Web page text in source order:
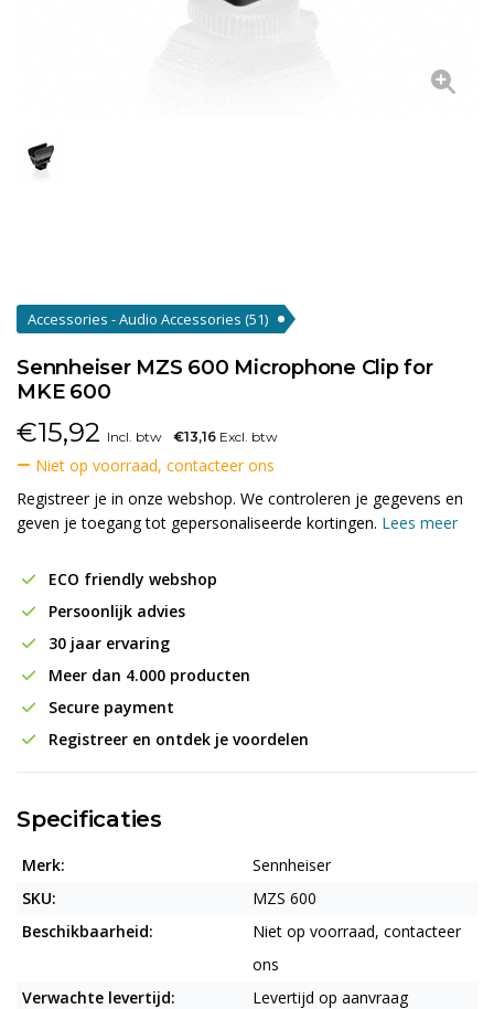
Accessories - Audio Accessories (51)
Sennheiser MZS 600 Microphone Clip for
MKE 600
€15,92 Incl. btw €13,16 Excl. btw
Niet op voorraad, contacteer ons
Registreer je in onze webshop. We controleren je gegevens en
geven je toegang tot gepersonaliseerde kortingen. Lees meer
ECO friendly webshop
Persoonlijk advies
30 jaar ervaring
Meer dan 4.000 producten
Secure payment
Registreer en ontdek je voordelen
Specificaties
Merk:
Sennheiser
SKU:
MZS 600
Beschikbaarheid:
Niet op voorraad, contacteer
ons
Verwachte levertijd:
Levertijd op aanvraag